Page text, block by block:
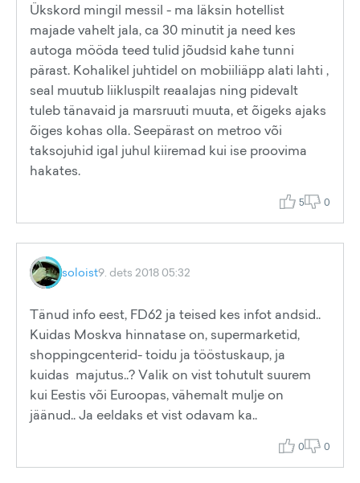
Ükskord mingil messil - ma läksin hotellist
majade vahelt jala, ca 30 minutit ja need kes
autoga mööda teed tulid jõudsid kahe tunni
pärast. Kohalikel juhtidel on mobiiliäpp alati lahti ,
seal muutub liikluspilt reaalajas ning pidevalt
tuleb tänavaid ja marsruuti muuta, et õigeks ajaks
õiges kohas olla. Seepärast on metroo või
taksojuhid igal juhul kiiremad kui ise proovima
hakates.
5 0
soloist9. dets 2018 05:32
Tänud info eest, FD62 ja teised kes infot andsid..
Kuidas Moskva hinnatase on, supermarketid,
shoppingcenterid- toidu ja tööstuskaup, ja
kuidas majutus..? Valik on vist tohutult suurem
kui Eestis või Euroopas, vähemalt mulje on
jäänud.. Ja eeldaks et vist odavam ka..
0 0